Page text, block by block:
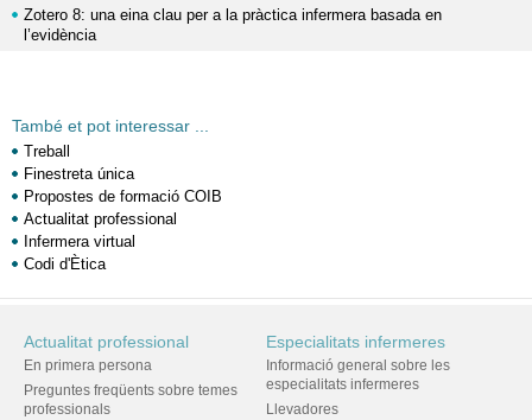
Zotero 8: una eina clau per a la pràctica infermera basada en
l’evidència
També et pot interessar ...
Treball
Finestreta única
Propostes de formació COIB
Actualitat professional
Infermera virtual
Codi d'Ètica
Actualitat professional
En primera persona
Preguntes freqüents sobre temes
professionals
Especialitats infermeres
Informació general sobre les
especialitats infermeres
Llevadores